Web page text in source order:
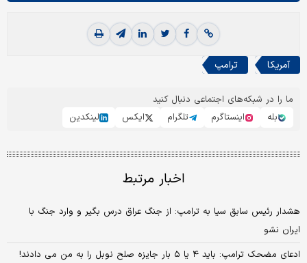
آمریکا ترامپ
ما را در شبکه‌های اجتماعی دنبال کنید
بله
اینستاگرم تلگرام ایکس لینکدین
اخبار مرتبط
هشدار رئیس سابق سیا به ترامپ: از جنگ عراق درس بگیر و وارد جنگ با
ایران نشو
ادعای مضحک ترامپ: باید ۴ یا ۵ بار جایزه صلح نوبل را به من می دادند!